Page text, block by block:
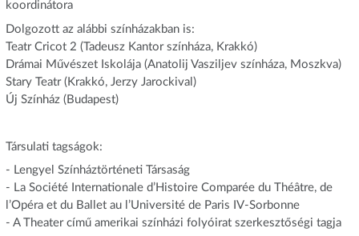
koordinátora
Dolgozott az alábbi színházakban is:
Teatr Cricot 2 (Tadeusz Kantor színháza, Krakkó)
Drámai Művészet Iskolája (Anatolij Vasziljev színháza, Moszkva)
Stary Teatr (Krakkó, Jerzy Jarockival)
Új Színház (Budapest)
Társulati tagságok:
- Lengyel Színháztörténeti Társaság
- La Société Internationale d’Histoire Comparée du Théâtre, de
l’Opéra et du Ballet au l’Université de Paris IV-Sorbonne
- A Theater című amerikai színházi folyóirat szerkesztőségi tagja